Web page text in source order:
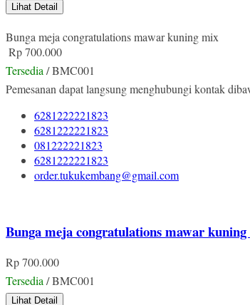
Lihat Detail
Bunga meja congratulations mawar kuning mix
Rp 700.000
Tersedia / BMC001
Pemesanan dapat langsung menghubungi kontak
6281222221823
6281222221823
081222221823
6281222221823
order.tukukembang@gmail.com
Bunga meja congratulations mawar
Rp 700.000
Tersedia / BMC001
Lihat Detail